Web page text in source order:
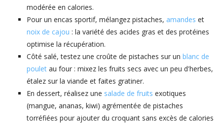
modérée en calories.
Pour un encas sportif, mélangez pistaches, amandes et
noix de cajou : la variété des acides gras et des protéines
optimise la récupération.
Côté salé, testez une croûte de pistaches sur un blanc de
poulet au four : mixez les fruits secs avec un peu d'herbes,
étalez sur la viande et faites gratiner.
En dessert, réalisez une salade de fruits exotiques
(mangue, ananas, kiwi) agrémentée de pistaches
torréfiées pour ajouter du croquant sans excès de calories